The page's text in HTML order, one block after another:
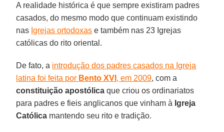
A realidade histórica é que sempre existiram padres
casados, do mesmo modo que continuam existindo
nas Igrejas ortodoxas e também nas 23 Igrejas
católicas do rito oriental.
De fato, a introdução dos padres casados na Igreja
latina foi feita por Bento XVI , em 2009, com a
constituição apostólica que criou os ordinariatos
para padres e fieis anglicanos que vinham à Igreja
Católica mantendo seu rito e tradição.